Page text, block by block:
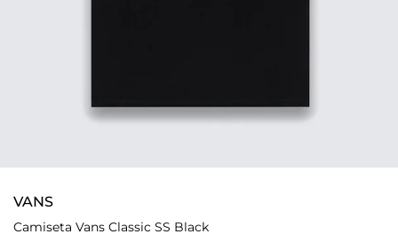
VANS
Camiseta Vans Classic SS Black